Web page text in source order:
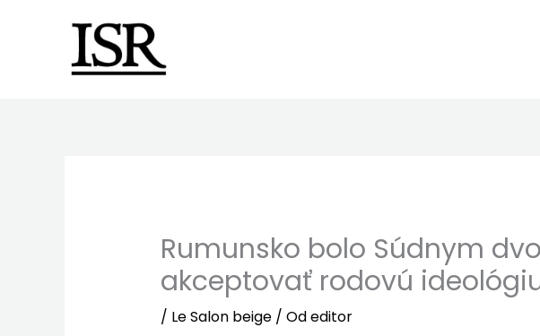
Rumunsko bolo Súdnym
akceptovať rodovú
/ Le Salon beige/ Odeditor